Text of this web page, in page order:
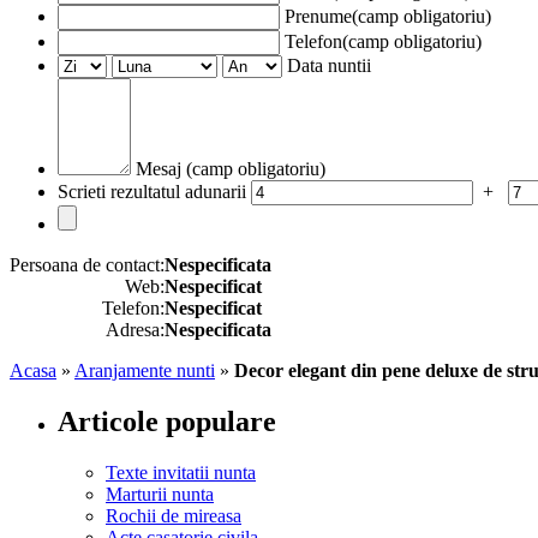
Prenume(camp obligatoriu)
Telefon(camp obligatoriu)
Data nuntii
Mesaj (camp obligatoriu)
Scrieti rezultatul adunarii
+
Persoana de contact:Nespecificata
Web:Nespecificat
Telefon:Nespecificat
Adresa:Nespecificata
Acasa » Aranjamente nunti » Decor elegant din pene deluxe de
Articole populare
Texte invitatii nunta
Marturii nunta
Rochii de mireasa